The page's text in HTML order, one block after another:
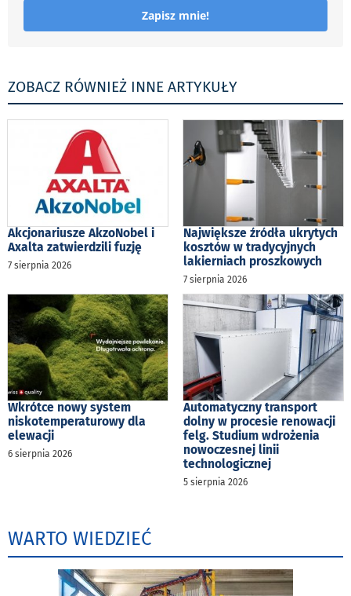
Zapisz mnie!
ZOBACZ RÓWNIEŻ INNE ARTYKUŁY
Akcjonariusze AkzoNobel i
Axalta zatwierdzili fuzję
7 sierpnia 2026
Największe źródła ukrytych
kosztów w tradycyjnych
lakierniach proszkowych
7 sierpnia 2026
Wkrótce nowy system
niskotemperaturowy dla
elewacji
6 sierpnia 2026
Automatyczny transport
dolny w procesie renowacji
felg. Studium wdrożenia
nowoczesnej linii
technologicznej
5 sierpnia 2026
WARTO WIEDZIEĆ